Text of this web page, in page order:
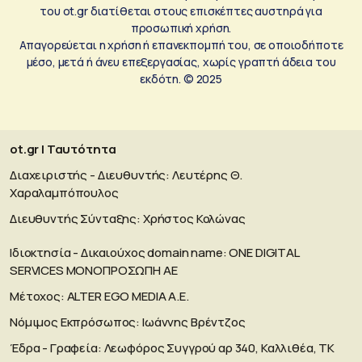
του ot.gr διατίθεται στους επισκέπτες αυστηρά για
προσωπική χρήση.
Απαγορεύεται η χρήση ή επανεκπομπή του, σε οποιοδήποτε
μέσο, μετά ή άνευ επεξεργασίας, χωρίς γραπτή άδεια του
εκδότη. © 2025
ot.gr | Ταυτότητα
Διαχειριστής - Διευθυντής: Λευτέρης Θ.
Χαραλαμπόπουλος
Διευθυντής Σύνταξης: Χρήστος Κολώνας
Ιδιοκτησία - Δικαιούχος domain name: ΟΝΕ DIGITAL
SERVICES MONOΠΡΟΣΩΠΗ ΑΕ
Μέτοχος: ALTER EGO MEDIA A.E.
Νόμιμος Εκπρόσωπος: Ιωάννης Βρέντζος
Έδρα - Γραφεία: Λεωφόρος Συγγρού αρ 340, Καλλιθέα, ΤΚ